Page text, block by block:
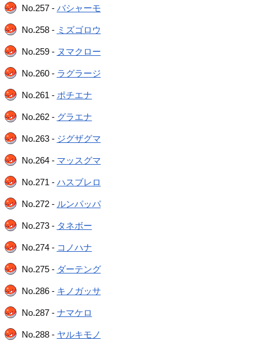
No.257 - バシャーモ
No.258 - ミズゴロウ
No.259 - ヌマクロー
No.260 - ラグラージ
No.261 - ポチエナ
No.262 - グラエナ
No.263 - ジグザグマ
No.264 - マッスグマ
No.271 - ハスブレロ
No.272 - ルンパッパ
No.273 - タネボー
No.274 - コノハナ
No.275 - ダーテング
No.286 - キノガッサ
No.287 - ナマケロ
No.288 - ヤルキモノ